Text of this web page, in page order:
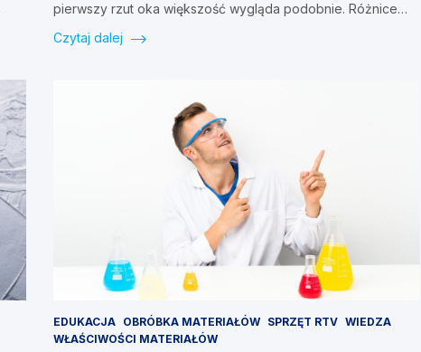
pierwszy rzut oka większość wygląda podobnie. Różnice…
Czytaj dalej
EDUKACJA OBRÓBKA MATERIAŁÓW SPRZĘT RTV WIEDZA
WŁAŚCIWOŚCI MATERIAŁÓW